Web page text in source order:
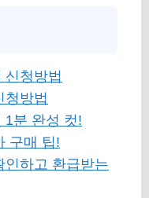
신청방법
청방법
1분 완성 컷!
구매 팁!
인하고 환급받는